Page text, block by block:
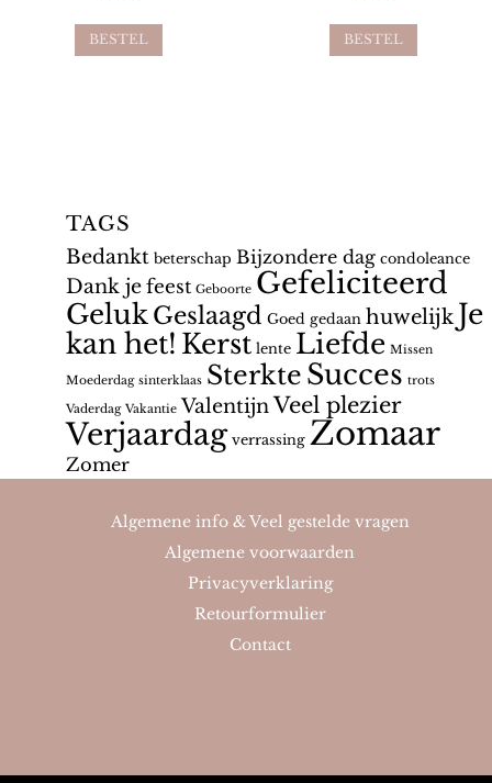
BESTEL BESTEL
TAGS
Bedankt beterschap Bijzondere dag condoleance
Dank jefeest Geboorte Gefeliciteerd
GelukGeslaagd Goed gedaan huwelijk Je
kan het! Kerst lente Liefde Missen
Moederdag sinterklaas Sterkte Succes trots
Vaderdag Vakantie ValentijnVeel plezier
Verjaardag verrassing Zomaar
Zomer
Algemene info & Veel gestelde vragen
Algemene voorwaarden
Privacyverklaring
Retourformulier
Contact